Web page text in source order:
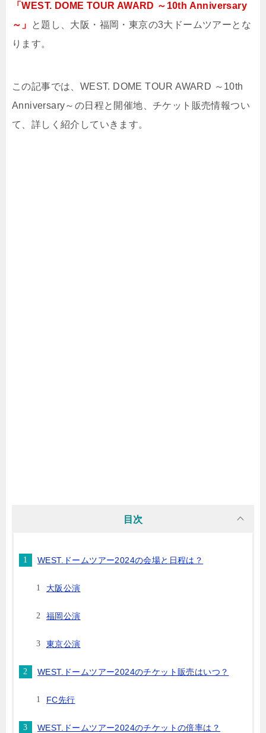
「WEST. DOME TOUR AWARD ～10th Anniversary
～」
と題し、大阪・福岡・東京の3大ドームツアーとな
ります。
この記事では、WEST. DOME TOUR AWARD ～10th
Anniversary～の日程と開催地、チケット販売情報つい
て、詳しく紹介していきます。
目次
WEST.ドームツアー2024の会場と日程は？
大阪公演
福岡公演
東京公演
WEST.ドームツアー2024のチケット販売はいつ？
FC先行
WEST.ドームツアー2024のチケットの倍率は？